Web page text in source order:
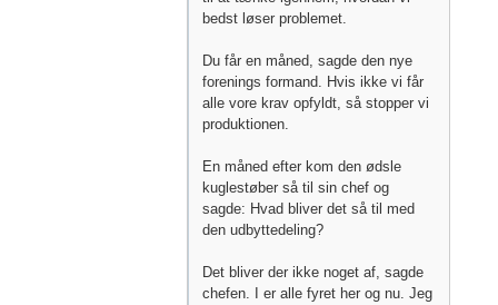
bedst løser problemet.
Du får en måned, sagde den nye
forenings formand. Hvis ikke vi får
alle vore krav opfyldt, så stopper vi
produktionen.
En måned efter kom den ødsle
kuglestøber så til sin chef og
sagde: Hvad bliver det så til med
den udbyttedeling?
Det bliver der ikke noget af, sagde
chefen. I er alle fyret her og nu. Jeg